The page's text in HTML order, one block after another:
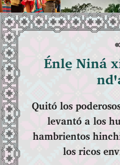
Énle̱ Niná
Quitó los
levantó a los
hambrientos
los ricos